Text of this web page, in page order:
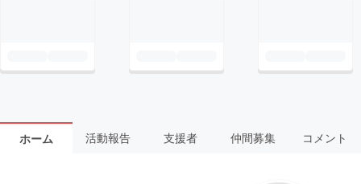
ホーム 活動報告 支援者 仲間募集 コメント